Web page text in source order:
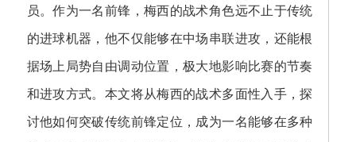
员。作为一名前锋，梅西的战术角色远不止于传统
的进球机器，他不仅能够在中场串联进攻，还能根
据场上局势自由调动位置，极大地影响比赛的节奏
和进攻方式。本文将从梅西的战术多面性入手，探
讨他如何突破传统前锋定位，成为一名能够在多种